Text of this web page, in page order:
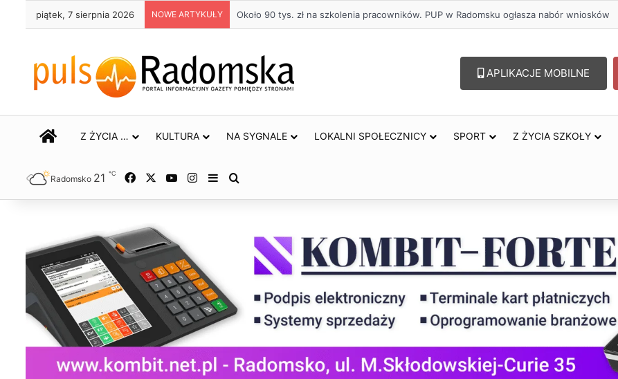
piątek, 7 sierpnia 2026 NOWE ARTYKUŁY Około 90 tys. zł na szkolenia pracowników. PUP w Radomsku ogłasza nabór wniosków
APLIKACJE MOBILNE
STRONA GŁÓWNA
Z ŻYCIA … KULTURA NA SYGNALE LOKALNI SPOŁECZNICY SPORT Z ŻYCIA SZKOŁY
Radomsko 21 ℃ Facebook YouTubeInstagram
Sidebar